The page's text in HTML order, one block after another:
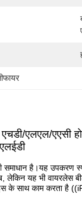
एलएल/एएसी होम
समाधान है।यह उपकरण
यह भी वायरलेस बीटी
के साथ काम करता है